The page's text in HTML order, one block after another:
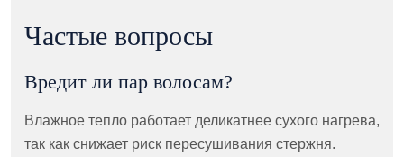
Частые вопросы
Вредит ли пар волосам?
Влажное тепло работает деликатнее сухого нагрева,
так как снижает риск пересушивания стержня.